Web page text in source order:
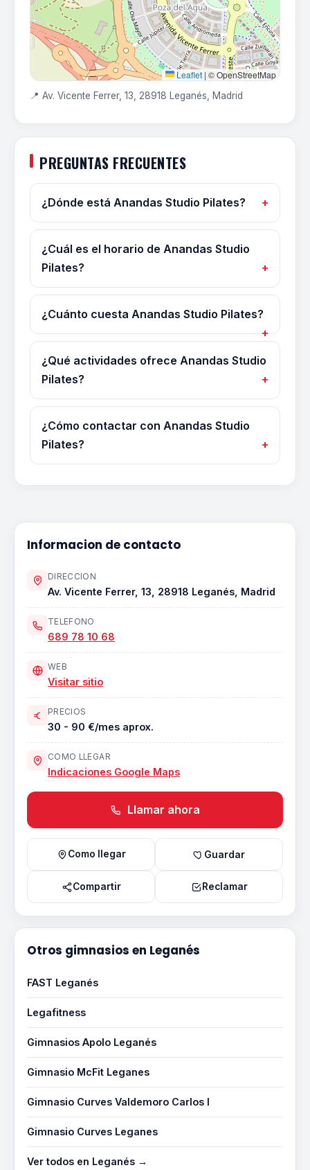
Leaflet | © OpenStreetMap
📍 Av. Vicente Ferrer, 13, 28918 Leganés, Madrid
PREGUNTAS FRECUENTES
¿Dónde está Anandas Studio Pilates?
¿Cuál es el horario de Anandas Studio
Pilates?
¿Cuánto cuesta Anandas Studio Pilates?
¿Qué actividades ofrece Anandas Studio
Pilates?
¿Cómo contactar con Anandas Studio
Pilates?
Informacion de contacto
DIRECCION
Av. Vicente Ferrer, 13, 28918 Leganés, Madrid
TELEFONO
689 78 10 68
WEB
Visitar sitio
PRECIOS
30 - 90 €/mes aprox.
COMO LLEGAR
Indicaciones Google Maps
Llamar ahora
Como llegar Guardar
Compartir Reclamar
Otros gimnasios en Leganés
FAST Leganés
Legafitness
Gimnasios Apolo Leganés
Gimnasio McFit Leganes
Gimnasio Curves Valdemoro Carlos I
Gimnasio Curves Leganes
Ver todos en Leganés →